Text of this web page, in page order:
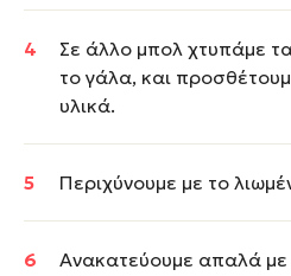
Σε άλλο μπολ χτυπάμε
το γάλα, και
υλικά.
Περιχύνουμε με το
Ανακατεύουμε απαλά με